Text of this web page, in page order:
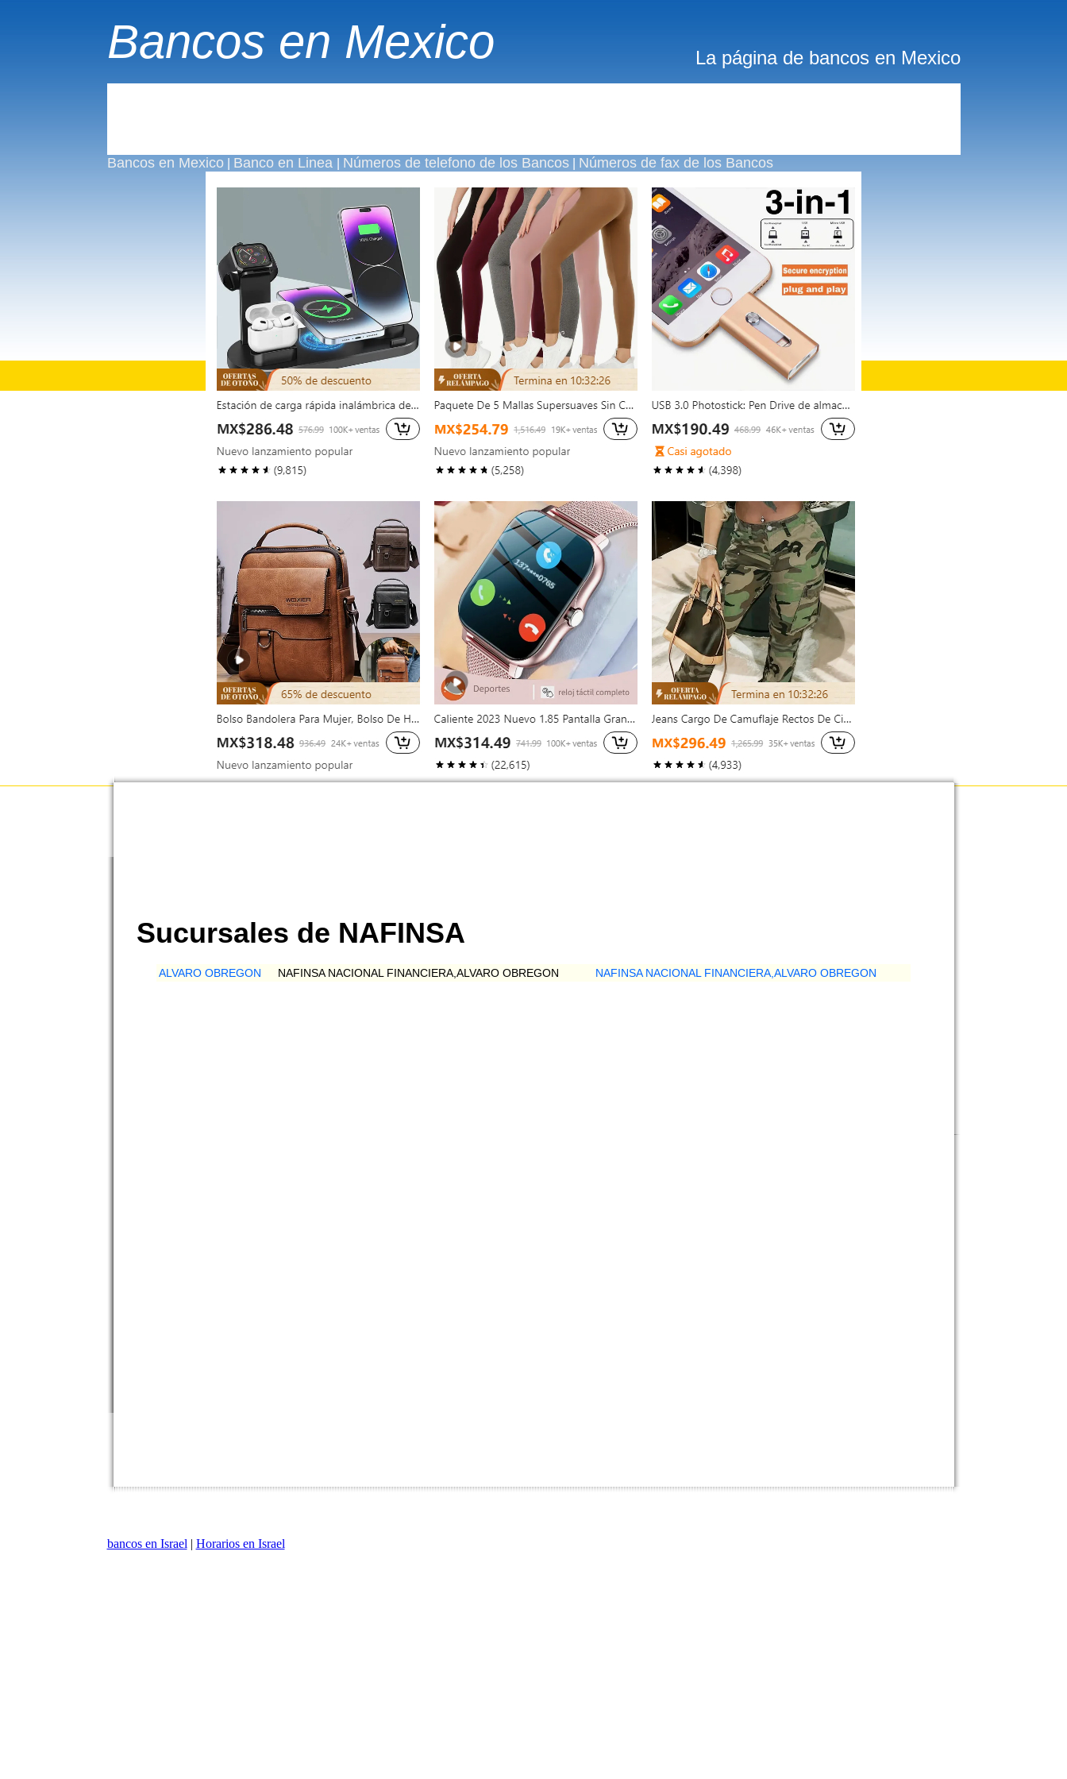
Bancos en Mexico La página de bancos en Mexico
Bancos en Mexico| Banco en Linea Números de telefono de los Bancos| Números de fax de los Bancos
Sucursales de NAFINSA
ALVARO OBREGON NAFINSA NACIONAL FINANCIERA,ALVARO OBREGON NAFINSA NACIONAL FINANCIERA,ALVARO OBREGON
bancos en Israel | Horarios en Israel